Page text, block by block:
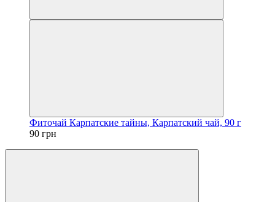
Фиточай Карпатские тайны, Карпатский чай, 90 г
90 грн